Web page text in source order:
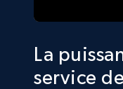
La
service